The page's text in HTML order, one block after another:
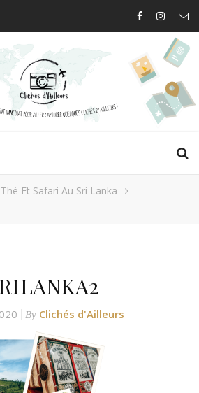
Et Safari Au Sri Lanka
By Clichés d'Ailleurs